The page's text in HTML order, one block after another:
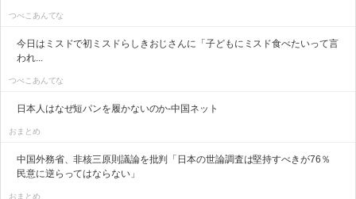
つべこあんてな
今日はミスドで初ミスドらしきおじさんに「子どもにミスド食べたいって言
われ...
つべこあんてな
日本人はなぜ短パンを履かないのか-中国ネット
おまとめ
中国外務省、非核三原則議論を批判「日本の世論調査は堅持すべきが76％
民意に逆らってはならない」
おまとめ